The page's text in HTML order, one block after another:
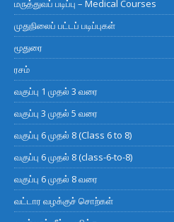
மருத்துவப் படிப்பு – Medical Courses
முதுநிலைப் பட்டப் படிப்புகள்
மூதுரை
ரசம்
வகுப்பு 1 முதல் 3 வரை
வகுப்பு 3 முதல் 5 வரை
வகுப்பு 6 முதல் 8 (Class 6 to 8)
வகுப்பு 6 முதல் 8 (class-6-to-8)
வகுப்பு 6 முதல் 8 வரை
வட்டார வழக்குச் சொற்கள்